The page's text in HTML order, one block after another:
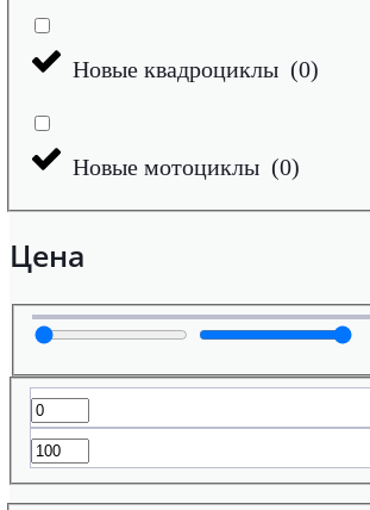
Новые квадроциклы (0)
Новые мотоциклы (0)
Цена